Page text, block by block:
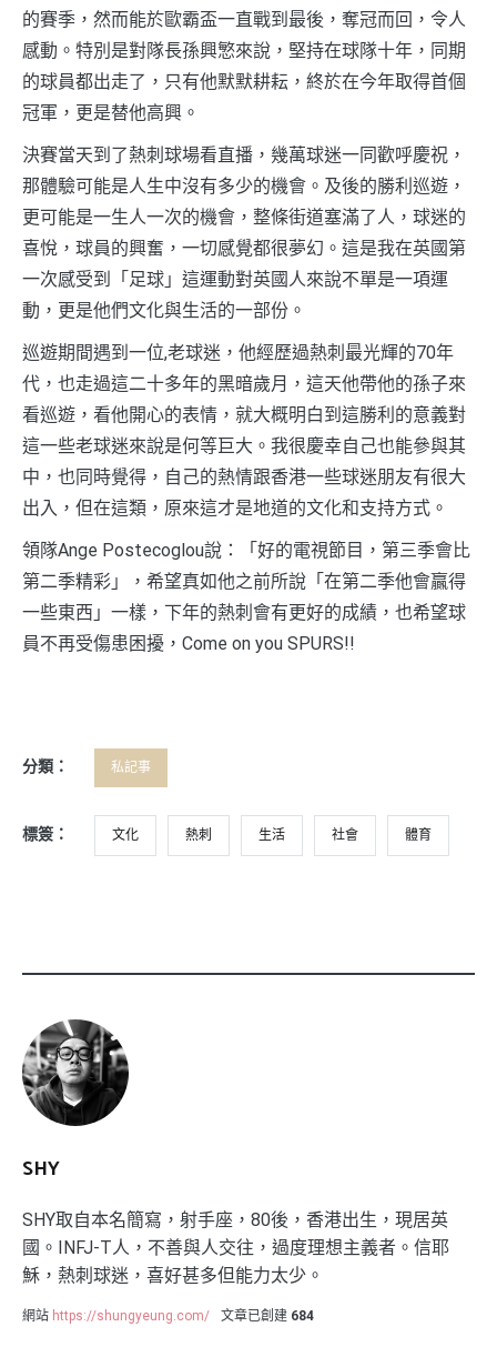
的賽季，然而能於歐霸盃一直戰到最後，奪冠而回，令人
感動。特別是對隊長孫興慜來說，堅持在球隊十年，同期
的球員都出走了，只有他默默耕耘，終於在今年取得首個
冠軍，更是替他高興。
決賽當天到了熱刺球場看直播，幾萬球迷一同歡呼慶祝，
那體驗可能是人生中沒有多少的機會。及後的勝利巡遊，
更可能是一生人一次的機會，整條街道塞滿了人，球迷的
喜悅，球員的興奮，一切感覺都很夢幻。這是我在英國第
一次感受到「足球」這運動對英國人來說不單是一項運
動，更是他們文化與生活的一部份。
巡遊期間遇到一位,老球迷，他經歷過熱刺最光輝的70年
代，也走過這二十多年的黑暗歲月，這天他帶他的孫子來
看巡遊，看他開心的表情，就大概明白到這勝利的意義對
這一些老球迷來說是何等巨大。我很慶幸自己也能參與其
中，也同時覺得，自己的熱情跟香港一些球迷朋友有很大
出入，但在這類，原來這才是地道的文化和支持方式。
領隊Ange Postecoglou說：「好的電視節目，第三季會比
第二季精彩」，希望真如他之前所說「在第二季他會贏得
一些東西」一樣，下年的熱刺會有更好的成績，也希望球
員不再受傷患困擾，Come on you SPURS!!
分類： 私記事
標簽： 文化 熱刺 生活 社會 體育
SHY
SHY取自本名簡寫，射手座，80後，香港出生，現居英
國。INFJ-T人，不善與人交往，過度理想主義者。信耶
穌，熱刺球迷，喜好甚多但能力太少。
網站 https://shungyeung.com/ 文章已創建 684